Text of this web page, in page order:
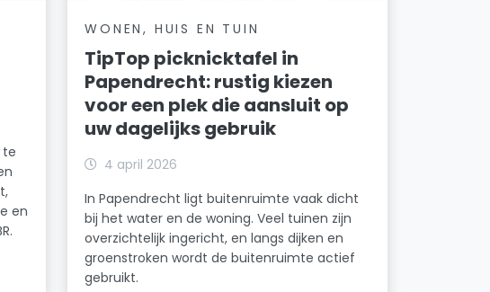
te
en
WONEN, HUIS EN TUIN
TipTop picknicktafel in
Papendrecht: rustig kiezen
voor een plek die aansluit op
uw dagelijks gebruik
4 april 2026
In Papendrecht ligt buitenruimte vaak dicht
bij het water en de woning. Veel tuinen zijn
overzichtelijk ingericht, en langs dijken en
groenstroken wordt de buitenruimte actief
gebruikt.